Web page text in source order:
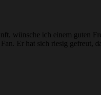
wünsche ich einem guten
Er hat sich riesig gefreut,